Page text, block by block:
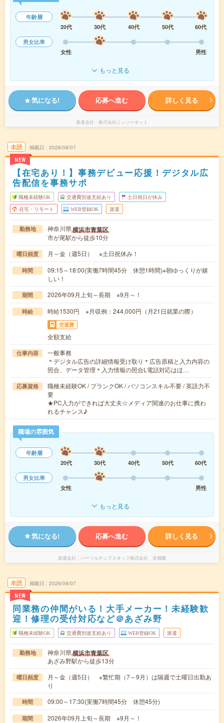
年齢層
20代
30代 40代 50代
60代
男女比率
女性
男性
もっと見る
気になる! 応募へ進む 詳しく見る
派遣会社 株式会社ニッソーネット
未読
NEW
掲載日 2026/08/07
【在宅あり！】事務デビュー応援！デジタル広
告配信を事務サポ
職種未経験OK 交通費別途支給あり 土日祝日が休み
在宅・リモート WEB登録OK 派遣
勤務地 神奈川県横浜市青葉区
市が尾駅から徒歩10分
曜日頻度 月～金（週5日） ※土日祝休み！
時間
09:15～18:00(実働7時間45分 休憩1時間)※朝ゆっくりが嬉
しい！
期間 2026年09月上旬～長期 ※9月～！
時給 時給1530円 ※月収例：244,000円（月21日就業の際）
交通費
全額支給
仕事内容
一般事務
＊デジタル広告の詳細情報受け取り＊広告原稿と入力内容の
照合、データ管理＊入力情報の照合L電話対応はほ…
応募資格
職種未経験OK / ブランクOK / パソコンスキル不要 / 英語力不
要
★PC入力ができれば大丈夫☆メディア関連のお仕事に携わ
れるチャンス♪
職場の雰囲気
年齢層
20代
30代 40代 50代
60代
男女比率
女性
男性
もっと見る
気になる! 応募へ進む 詳しく見る
派遣会社 パーソルテンプスタッフ株式会社 首都圏
未読
NEW
掲載日 2026/08/07
同業務の仲間がいる！大手メーカー！未経験歓
迎！修理の受付対応など＠あざみ野
職種未経験OK 交通費別途支給あり WEB登録OK 派遣
勤務地 神奈川県横浜市青葉区
あざみ野駅から徒歩13分
曜日頻度
月～金（週5日） ※繁忙期（7～9月）は隔週で土曜日出勤あ
り
時間 09:00～17:30(実働7時間45分 休憩45分)
期間 2026年09月上旬～長期 ※9月～！